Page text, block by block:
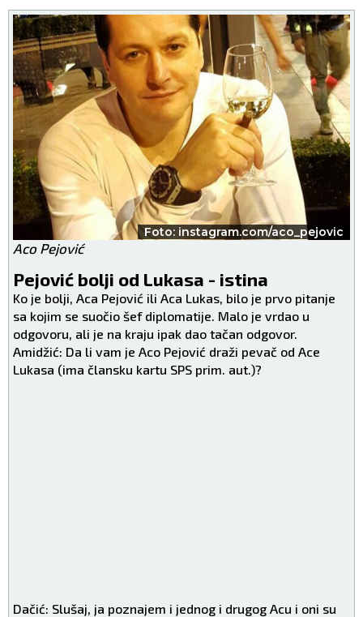
Foto: instagram.com/aco_pejovic
Aco Pejović
Pejović bolji od Lukasa - istina
Ko je bolji, Aca Pejović ili Aca Lukas, bilo je prvo pitanje
sa kojim se suočio šef diplomatije. Malo je vrdao u
odgovoru, ali je na kraju ipak dao tačan odgovor.
Amidžić: Da li vam je Aco Pejović draži pevač od Ace
Lukasa (ima člansku kartu SPS prim. aut.)?
Dačić: Slušaj, ja poznajem i jednog i drugog Acu i oni su